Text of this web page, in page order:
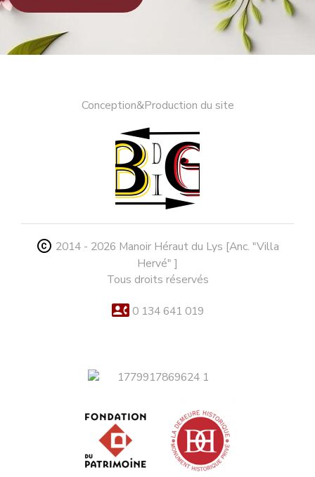
Conception&Production du site
2014 - 2026 Manoir Héraut du Lys [Anc. "Villa
Hervé" ]
Tous droits réservés
0 134 641 019